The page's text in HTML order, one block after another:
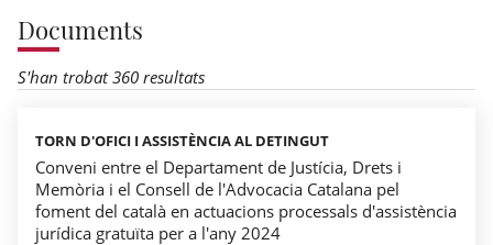
Documents
S'han trobat 360 resultats
TORN D'OFICI I ASSISTÈNCIA AL DETINGUT
Conveni entre el Departament de Justícia, Drets i
Memòria i el Consell de l'Advocacia Catalana pel
foment del català en actuacions processals d'assistència
jurídica gratuïta per a l'any 2024